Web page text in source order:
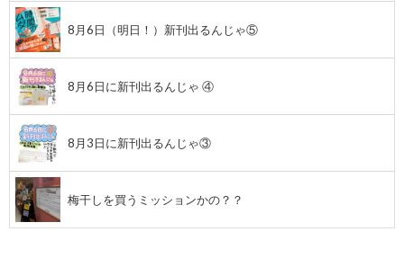
8月6日（明日！）新刊出るんじゃ⑤
8月6日に新刊出るんじゃ ④
8月3日に新刊出るんじゃ③
梅干しを買うミッションかの？？